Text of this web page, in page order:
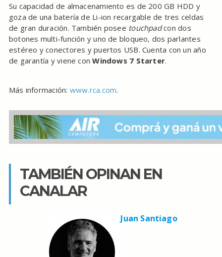
Su capacidad de almacenamiento es de 200 GB HDD y
goza de una batería de Li-ion recargable de tres celdas
de gran duración. También posee touchpadcon dos
botones multi-función y uno de bloqueo, dos parlantes
estéreo y conectores y puertos USB. Cuenta con un año
de garantía y viene conWindows 7 Starter.
Más información: www.rca.com.
TAMBIÉN OPINAN EN
CANALAR
Juan Santiago